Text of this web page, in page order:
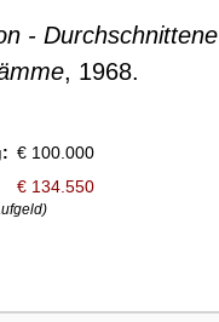
- Durchschnittene
, 1968.
€ 100.000
€ 134.550